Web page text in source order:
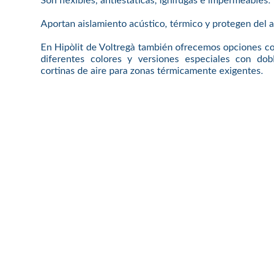
Aportan aislamiento acústico, térmico y protegen del
En Hipòlit de Voltregà también ofrecemos opciones
diferentes colores y versiones especiales con
cortinas de aire para zonas térmicamente exigentes.